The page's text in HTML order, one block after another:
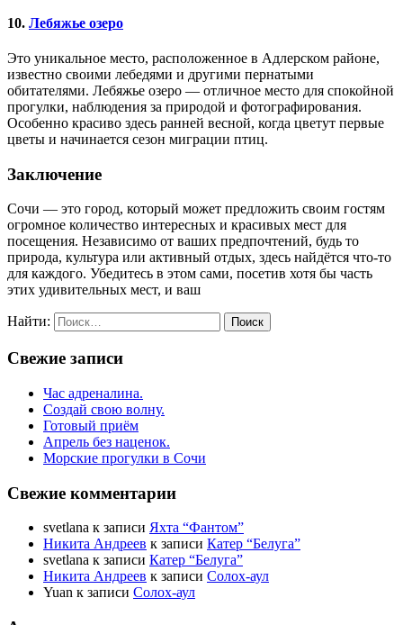
10. Лебяжье озеро
Это уникальное место, расположенное в Адлерском районе,
известно своими лебедями и другими пернатыми
обитателями. Лебяжье озеро — отличное место для спокойной
прогулки, наблюдения за природой и фотографирования.
Особенно красиво здесь ранней весной, когда цветут первые
цветы и начинается сезон миграции птиц.
Заключение
Сочи — это город, который может предложить своим гостям
огромное количество интересных и красивых мест для
посещения. Независимо от ваших предпочтений, будь то
природа, культура или активный отдых, здесь найдётся что-то
для каждого. Убедитесь в этом сами, посетив хотя бы часть
этих удивительных мест, и ваш
Найти:
Свежие записи
Час адреналина.
Создай свою волну.
Готовый приём
Апрель без наценок.
Морские прогулки в Сочи
Свежие комментарии
svetlana к записи Яхта “Фантом”
Никита Андреев к записи Катер “Белуга”
svetlana к записи Катер “Белуга”
Никита Андреев к записи Солох-аул
Yuan к записи Солох-аул